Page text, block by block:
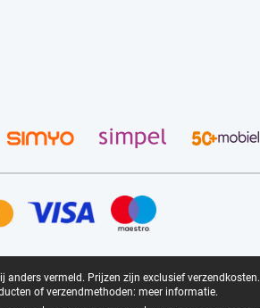
anders vermeld. Prijzen zijn exclusief verzendkosten.
of verzendmethoden: meer informatie.